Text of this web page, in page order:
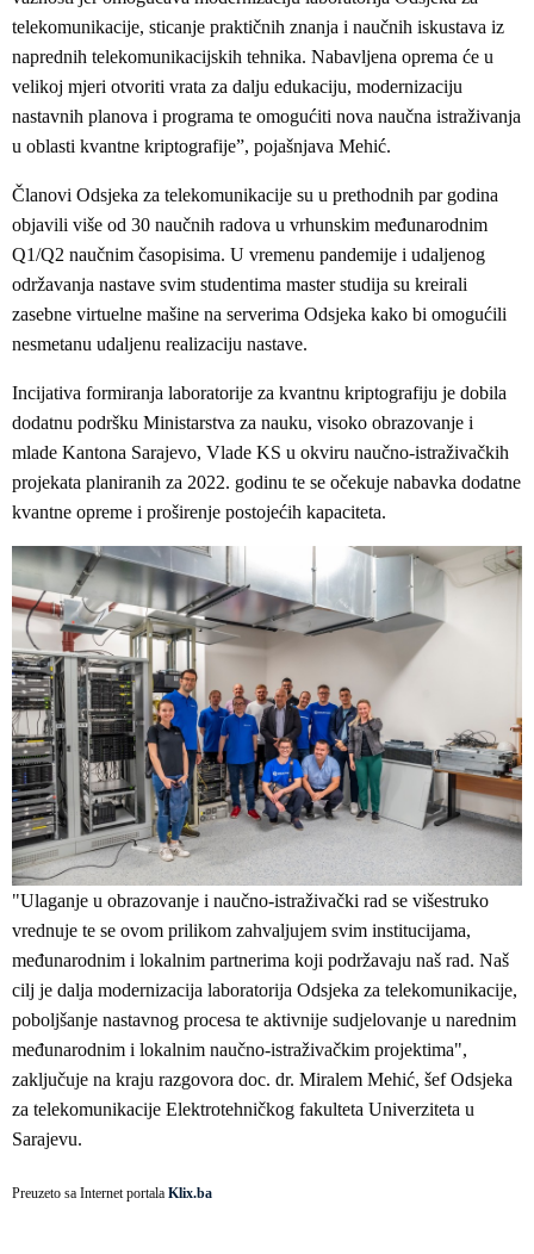
telekomunikacije, sticanje praktičnih znanja i naučnih iskustava iz
naprednih telekomunikacijskih tehnika. Nabavljena oprema će u
velikoj mjeri otvoriti vrata za dalju edukaciju, modernizaciju
nastavnih planova i programa te omogućiti nova naučna istraživanja
u oblasti kvantne kriptografije”, pojašnjava Mehić.
Članovi Odsjeka za telekomunikacije su u prethodnih par godina
objavili više od 30 naučnih radova u vrhunskim međunarodnim
Q1/Q2 naučnim časopisima. U vremenu pandemije i udaljenog
održavanja nastave svim studentima master studija su kreirali
zasebne virtuelne mašine na serverima Odsjeka kako bi omogućili
nesmetanu udaljenu realizaciju nastave.
Incijativa formiranja laboratorije za kvantnu kriptografiju je dobila
dodatnu podršku Ministarstva za nauku, visoko obrazovanje i
mlade Kantona Sarajevo, Vlade KS u okviru naučno-istraživačkih
projekata planiranih za 2022. godinu te se očekuje nabavka dodatne
kvantne opreme i proširenje postojećih kapaciteta.
"Ulaganje u obrazovanje i naučno-istraživački rad se višestruko
vrednuje te se ovom prilikom zahvaljujem svim institucijama,
međunarodnim i lokalnim partnerima koji podržavaju naš rad. Naš
cilj je dalja modernizacija laboratorija Odsjeka za telekomunikacije,
poboljšanje nastavnog procesa te aktivnije sudjelovanje u narednim
međunarodnim i lokalnim naučno-istraživačkim projektima",
zaključuje na kraju razgovora doc. dr. Miralem Mehić, šef Odsjeka
za telekomunikacije Elektrotehničkog fakulteta Univerziteta u
Sarajevu.
Preuzeto sa Internet portala Klix.ba